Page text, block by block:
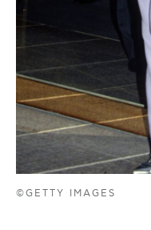
©GETTY IMAGES